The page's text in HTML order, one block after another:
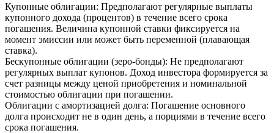
Купонные облигации: Предполагают регулярные выплаты
купонного дохода (процентов) в течение всего срока
погашения. Величина купонной ставки фиксируется на
момент эмиссии или может быть переменной (плавающая
ставка).
Бескупонные облигации (зеро-бонды): Не предполагают
регулярных выплат купонов. Доход инвестора формируется за
счет разницы между ценой приобретения и номинальной
стоимостью облигации при погашении.
Облигации с амортизацией долга: Погашение основного
долга происходит не в один день, а порциями в течение всего
срока погашения.